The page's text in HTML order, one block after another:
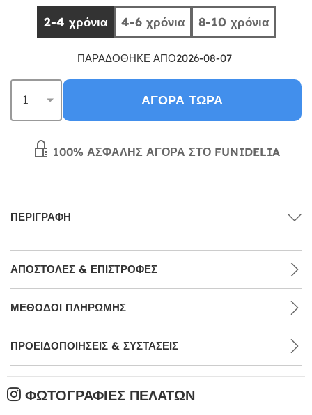
2-4 χρόνια 4-6 χρόνια 8-10 χρόνια
ΠΑΡΑΔΌΘΗΚΕ ΑΠΌ2026-08-07
ΑΓΟΡΆ ΤΏΡΑ
100% ΑΣΦΑΛΉΣ ΑΓΟΡΆ ΣΤΟ FUNIDELIA
ΠΕΡΙΓΡΑΦΉ
ΑΠΟΣΤΟΛΈΣ & ΕΠΙΣΤΡΟΦΈΣ
ΜΕΘΌΔΟΙ ΠΛΗΡΩΜΉΣ
ΠΡΟΕΙΔΟΠΟΙΉΣΕΙΣ & ΣΥΣΤΆΣΕΙΣ
ΦΩΤΟΓΡΑΦΊΕΣ ΠΕΛΑΤΏΝ